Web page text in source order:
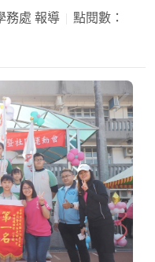
務處 報導
點閱數：